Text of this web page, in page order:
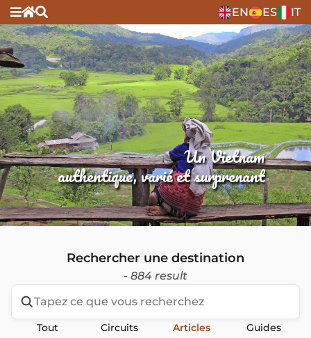
EN ES IT
Un Vietnam
authentique, varié et surprenant
Rechercher une destination
- 884 result
Tout Circuits Articles Guides